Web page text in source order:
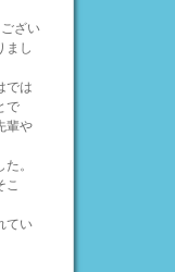
ざい
まし
では
で
輩や
。
こ
てい